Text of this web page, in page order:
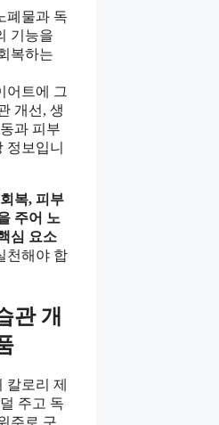
폐물과 독
기능을
복하는
어트에 그
개선, 생
과 피부
정보입니
복, 피부
주어 노
심 요소
천해야 합
관 개
칼로리 제
주고 독